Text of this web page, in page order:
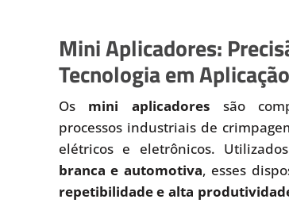
Mini Aplicadores:
Tecnologia em
Os mini aplicadoressão
processos industriais de
elétricos e eletrônicos.
branca e automotiva, esses
repetibilidade e alta